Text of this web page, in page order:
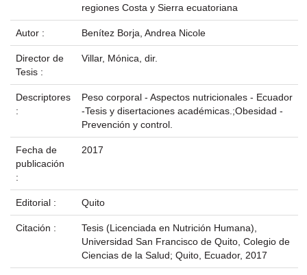
regiones Costa y Sierra ecuatoriana
Autor : Benítez Borja, Andrea Nicole
Director de
Tesis :
Villar, Mónica, dir.
Descriptores
:
Peso corporal - Aspectos nutricionales - Ecuador
-Tesis y disertaciones académicas.;Obesidad -
Prevención y control.
Fecha de
publicación
:
2017
Editorial : Quito
Citación :
Tesis (Licenciada en Nutrición Humana),
Universidad San Francisco de Quito, Colegio de
Ciencias de la Salud; Quito, Ecuador, 2017